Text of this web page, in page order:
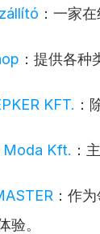
：一家
：提供各种
KFT. ：
Moda Kft. ：
：作
验。